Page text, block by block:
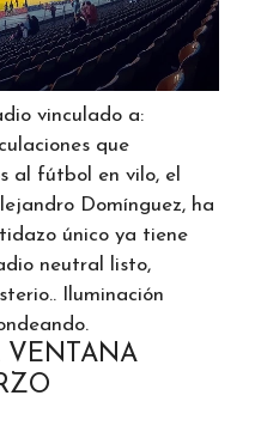
vinculado a:
que
al fútbol en vilo, el
Domínguez, ha
único ya tiene
neutral listo,
Iluminación
VENTANA